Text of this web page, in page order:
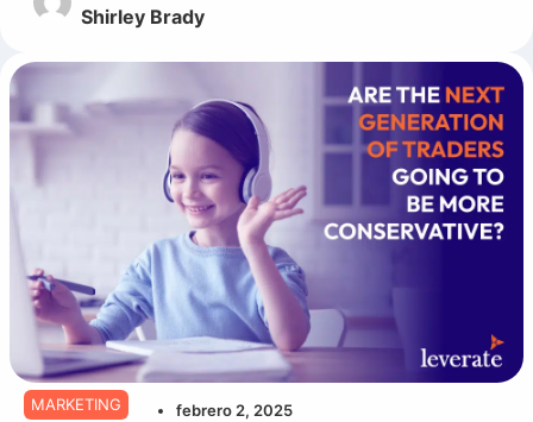
Shirley Brady
MARKETING febrero 2, 2025